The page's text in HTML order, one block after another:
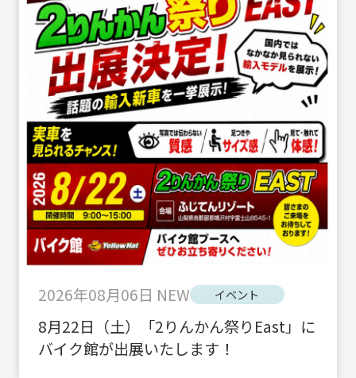
2026年08月06日 NEW イベント
8月22日（土）「2りんかん祭りEast」に
バイク館が出展いたします！